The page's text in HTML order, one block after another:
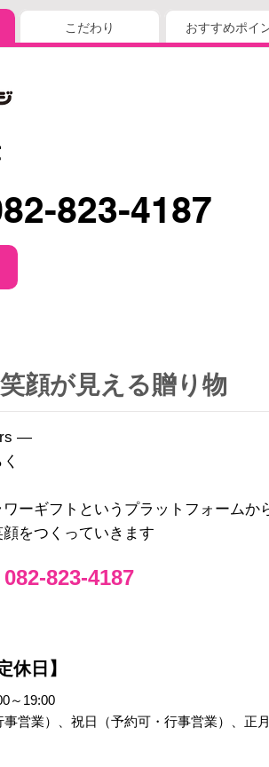
こだわり おすすめポイ
823-4187
顔が見える贈り物
―
ーギフトというプラットフォームか
をつくっていきます
823-4187
休日】
～19:00
事営業）、祝日（予約可・行事営業）、正